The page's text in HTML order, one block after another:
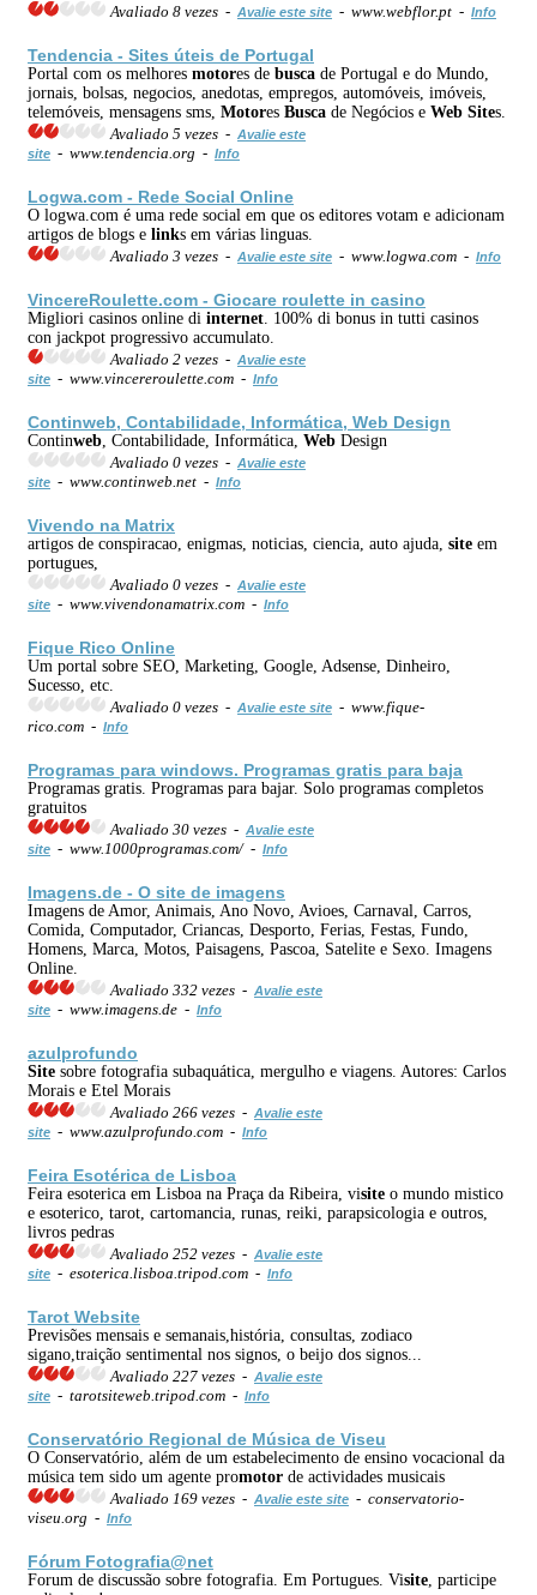
Avaliado 8 vezes - Avalie este site - www.webflor.pt - Info
Tendencia - Sites úteis de Portugal
Portal com os melhores motores de busca de Portugal e do Mundo,
jornais, bolsas, negocios, anedotas, empregos, automóveis, imóveis,
telemóveis, mensagens sms, Motores Busca de Negócios e Web Sites.
Avaliado 5 vezes - Avalie este
site - www.tendencia.org - Info
Logwa.com - Rede Social Online
O logwa.com é uma rede social em que os editores votam e adicionam
artigos de blogs e links em várias linguas.
Avaliado 3 vezes - Avalie este site - www.logwa.com - Info
VincereRoulette.com - Giocare roulette in casino
Migliori casinos online di internet . 100% di bonus in tutti casinos
con jackpot progressivo accumulato.
Avaliado 2 vezes - Avalie este
site - www.vincereroulette.com - Info
Continweb, Contabilidade, Informática, Web Design
Continweb , Contabilidade, Informática, Web Design
Avaliado 0 vezes - Avalie este
site - www.continweb.net - Info
Vivendo na Matrix
artigos de conspiracao, enigmas, noticias, ciencia, auto ajuda, site em
portugues,
Avaliado 0 vezes - Avalie este
site - www.vivendonamatrix.com - Info
Fique Rico Online
Um portal sobre SEO, Marketing, Google, Adsense, Dinheiro,
Sucesso, etc.
Avaliado 0 vezes - Avalie este site - www.fique-
rico.com - Info
Programas para windows. Programas gratis para baja
Programas gratis. Programas para bajar. Solo programas completos
gratuitos
Avaliado 30 vezes - Avalie este
site - www.1000programas.com/ - Info
Imagens.de - O site de imagens
Imagens de Amor, Animais, Ano Novo, Avioes, Carnaval, Carros,
Comida, Computador, Criancas, Desporto, Ferias, Festas, Fundo,
Homens, Marca, Motos, Paisagens, Pascoa, Satelite e Sexo. Imagens
Online.
Avaliado 332 vezes - Avalie este
site - www.imagens.de - Info
azulprofundo
Site sobre fotografia subaquática, mergulho e viagens. Autores: Carlos
Morais e Etel Morais
Avaliado 266 vezes - Avalie este
site - www.azulprofundo.com - Info
Feira Esotérica de Lisboa
Feira esoterica em Lisboa na Praça da Ribeira, visite o mundo mistico
e esoterico, tarot, cartomancia, runas, reiki, parapsicologia e outros,
livros pedras
Avaliado 252 vezes - Avalie este
site - esoterica.lisboa.tripod.com - Info
Tarot Website
Previsões mensais e semanais,história, consultas, zodiaco
sigano,traição sentimental nos signos, o beijo dos signos...
Avaliado 227 vezes - Avalie este
site - tarotsiteweb.tripod.com - Info
Conservatório Regional de Música de Viseu
O Conservatório, além de um estabelecimento de ensino vocacional da
música tem sido um agente promotor de actividades musicais
Avaliado 169 vezes - Avalie este site - conservatorio-
viseu.org - Info
Fórum Fotografia@net
Forum de discussão sobre fotografia. Em Portugues. Visite , participe